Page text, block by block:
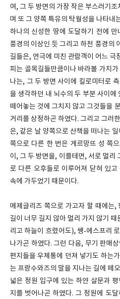
여, 그 두 방면의 가장 작은 부스러기
며 또 그 양쪽 특유의 탁월성을 나타내
하나의 신성한 땅에 도달하기 전에
풍경의 이상인 듯 그리고 하천 풍경의
길들은, 연극에 미친 관람객이 어느 극
피는 골목길들만큼이나 바라볼 가치
나는, 그 두 방면 사이에 킬로미터로
을 생각하던 내 뇌수의 두 부분 사이에
떼어놓는 것에 그치지 않고 그것들을
거리를 상정하곤 하였다. 그리고 그러
은, 같은 날 양쪽으로 산책을 떠나는
쪽으로 다른 한 번은 게르망뜨 성 쪽
이, 그 두 방면을, 이를테면, 서로 멀리
로 다른 오후들로 이루어져 닫혀 있
속에 가두었기 때문이다.
메제글리즈 쪽으로 가고자 할 때에는,
길이 너무 길지 않아 멀리 가지 않기
리고 하늘이 흐렸어도), 쌩‐에스프리
나가곤 하였다. 그런 다음, 무기 판매
편지들을 우체통에 던져 넣기도 하는
는 프랑수와즈의 말을 지나는 길에 떼
넓은 정원 입구에 있는 하얀 살문과
지를 벗어나곤 하였다. 그 정원에 도